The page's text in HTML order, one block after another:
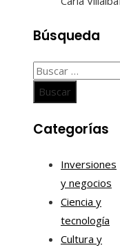
Búsqueda
Buscar:
Categorías
Inversiones
y negocios
Ciencia y
tecnología
Cultura y